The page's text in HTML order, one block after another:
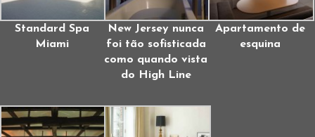
Standard Spa
Miami
New Jersey nunca
foi tão sofisticada
como quando vista
do High Line
Apartamento de
esquina